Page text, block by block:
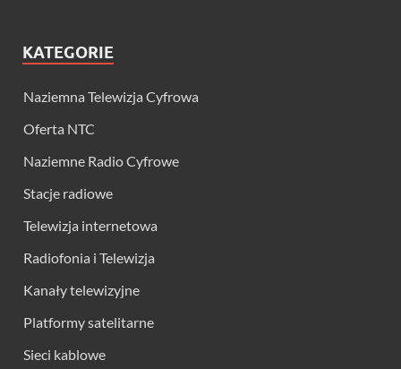
KATEGORIE
Naziemna Telewizja Cyfrowa
Oferta NTC
Naziemne Radio Cyfrowe
Stacje radiowe
Telewizja internetowa
Radiofonia i Telewizja
Kanały telewizyjne
Platformy satelitarne
Sieci kablowe